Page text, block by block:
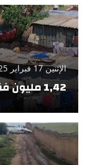
الإثنين 17 فبراير 2025 - 14:25
1,42 مليون فقير و4,75 مليون..